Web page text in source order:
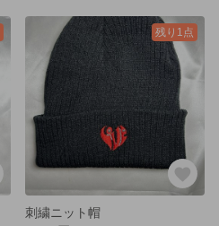
残り1点
刺繍ニット帽